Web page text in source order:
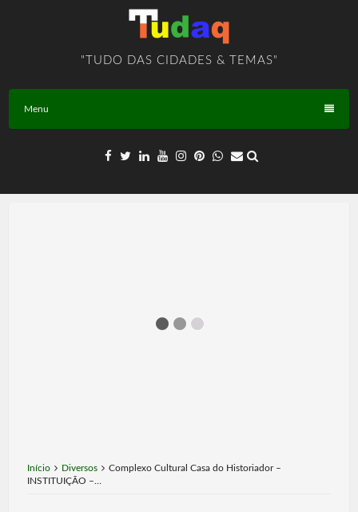
"TUDO DAS CIDADES & TEMAS"
Menu
Início Diversos
Complexo Cultural Casa do Historiador –
INSTITUIÇÃO –…